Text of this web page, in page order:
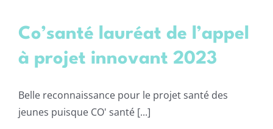
Co’santé lauréat de l’appel
à projet innovant 2023
Belle reconnaissance pour le projet santé des
jeunes puisque CO' santé [...]